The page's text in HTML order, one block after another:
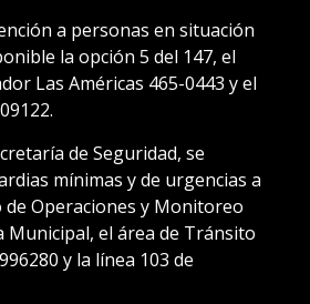
a personas en situación
la opción 5 del 147, el
Las Américas 465-0443 y el
de Seguridad, se
mínimas y de urgencias a
Operaciones y Monitoreo
Municipal, el área de Tránsito
y la línea 103 de